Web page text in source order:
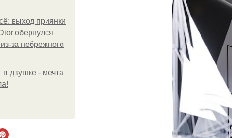
выход приянки
обернулся
за небрежного
двушке - мечта